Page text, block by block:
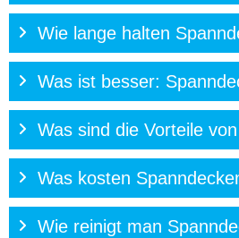
Wie lange halten
Was ist besser:
Was sind die Vorteile
Was kosten
Wie reinigt man